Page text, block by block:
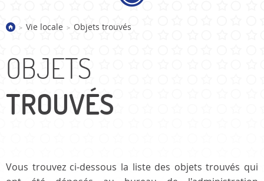
> Vie locale > Objets trouvés
OBJETS
TROUVÉS
Vous trouvez ci-dessous la liste des objets trouvés qui